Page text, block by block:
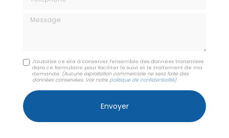
Message
J'autorise ce site à conserver l'ensemble des données transmises
dans ce formulaire pour faciliter le suivi et le traitement de ma
demande. (Aucune exploitation commerciale ne sera faite des
données conservées. Voir notre politique de confidentialité)